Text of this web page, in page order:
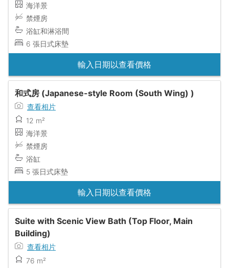
海洋景
禁煙房
浴缸和淋浴間
6 張日式床墊
輸入日期以查看價格
和式房 (Japanese-style Room (South Wing) )
查看相片
12 m²
海洋景
禁煙房
浴缸
5 張日式床墊
輸入日期以查看價格
Suite with Scenic View Bath (Top Floor, Main
Building)
查看相片
76 m²